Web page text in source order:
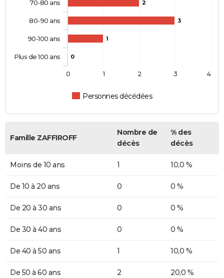
2
3
1
0
Personnes décédées
70-80 ans
80-90 ans
90-100 ans
Plus de 100 ans
0 1 2 3 4
Famille ZAFFIROFF
Nombre de
décès
% des
décès
Moins de 10 ans 1 10,0 %
De 10 à 20 ans 0 0 %
De 20 à 30 ans 0 0 %
De 30 à 40 ans 0 0 %
De 40 à 50 ans 1 10,0 %
De 50 à 60 ans 2 20,0 %